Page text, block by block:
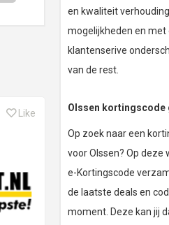
Like
en kwaliteit
mogelijkheden en met
klantenserive
van de rest.
Olssen kortingscode
Op zoek naar een
voor Olssen? Op deze
e-Kortingscode
de laatste deals en
moment. Deze kan jij